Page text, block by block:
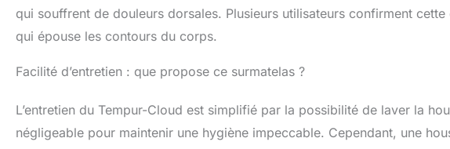
qui souffrent de douleurs dorsales. Plusieurs utilisateurs confirment
qui épouse les contours du corps.
Facilité d’entretien : que propose ce surmatelas ?
L’entretien du Tempur-Cloud est simplifié par la possibilité de laver la
négligeable pour maintenir une hygiène impeccable. Cependant, une